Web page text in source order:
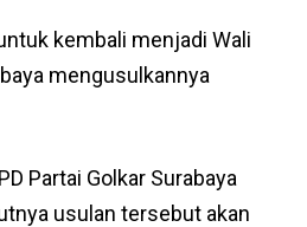
kembali menjadi Wali
mengusulkannya
Partai Golkar Surabaya
usulan tersebut akan